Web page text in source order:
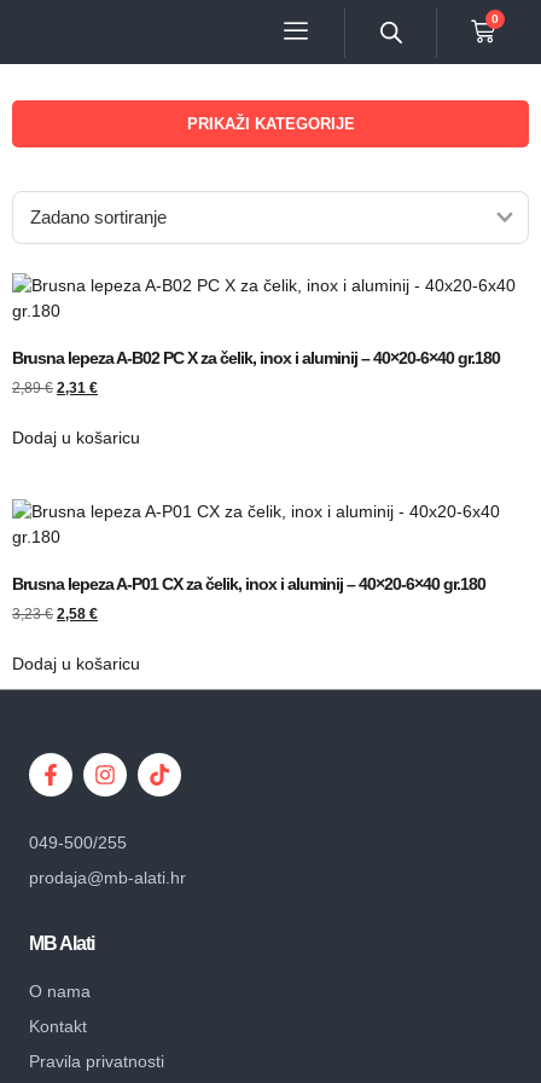
0
PRIKAŽI KATEGORIJE
Brusna lepeza A-B02 PC X za čelik, inox i aluminij – 40×20-6×40 gr.180
2,89€ 2,31 €
Dodaj u košaricu
Brusna lepeza A-P01 CX za čelik, inox i aluminij – 40×20-6×40 gr.180
3,23€ 2,58 €
Dodaj u košaricu
049-500/255
prodaja@mb-alati.hr
MB Alati
O nama
Kontakt
Pravila privatnosti